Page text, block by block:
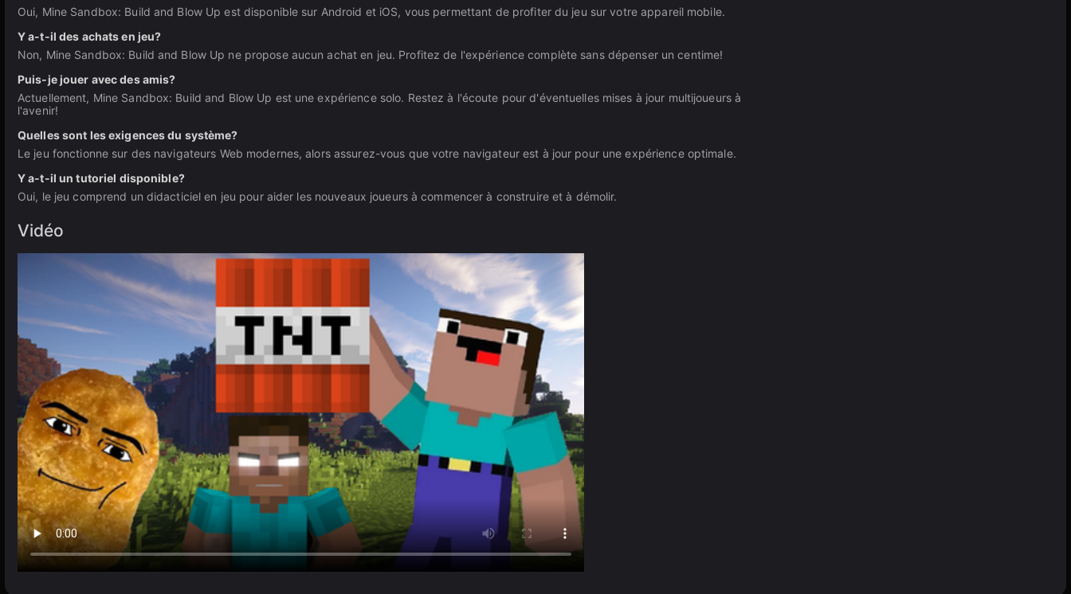
Oui, Mine Sandbox: Build and Blow Up est disponible sur Android et iOS, vous permettant de profiter du jeu sur votre appareil mobile.
Y a-t-il des achats en jeu?
Non, Mine Sandbox: Build and Blow Up ne propose aucun achat en jeu. Profitez de l'expérience complète sans dépenser un centime!
Puis-je jouer avec des amis?
Actuellement, Mine Sandbox: Build and Blow Up est une expérience solo. Restez à l'écoute pour d'éventuelles mises à jour multijoueurs à
l'avenir!
Quelles sont les exigences du système?
Le jeu fonctionne sur des navigateurs Web modernes, alors assurez-vous que votre navigateur est à jour pour une expérience optimale.
Y a-t-il un tutoriel disponible?
Oui, le jeu comprend un didacticiel en jeu pour aider les nouveaux joueurs à commencer à construire et à démolir.
Vidéo